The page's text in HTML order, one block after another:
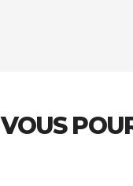
VOUS